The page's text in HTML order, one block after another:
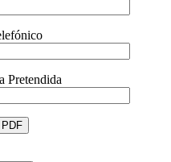
Pretendida